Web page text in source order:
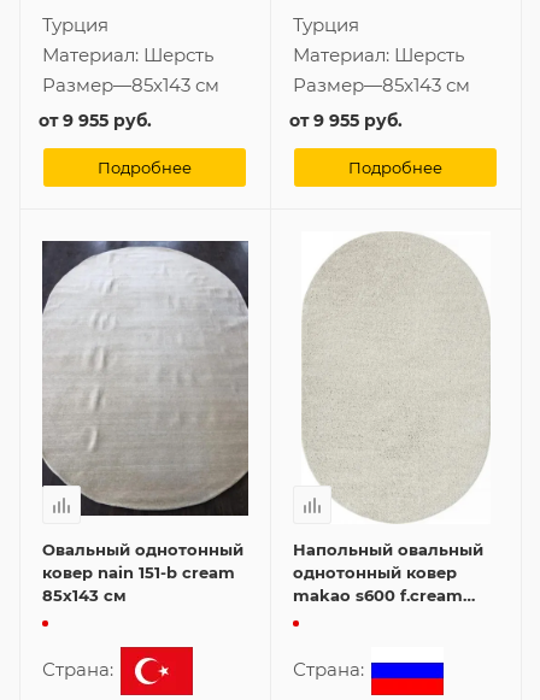
Турция
Материал: Шерсть
Размер—85x143 см
от9 955 руб.
Подробнее
Турция
Материал: Шерсть
Размер—85x143 см
от9 955 руб.
Подробнее
Овальный однотонный
ковер nain 151-b cream
85x143 см
Страна:
Напольный овальный
однотонный ковер
makao s600 f.cream
80x150 см
Страна: